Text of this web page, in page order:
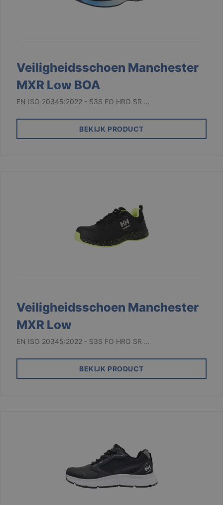
Veiligheidsschoen Manchester
MXR Low BOA
EN ISO 20345:2022 - S3S FO HRO SR …
BEKIJK PRODUCT
Veiligheidsschoen Manchester
MXR Low
EN ISO 20345:2022 - S3S FO HRO SR …
BEKIJK PRODUCT